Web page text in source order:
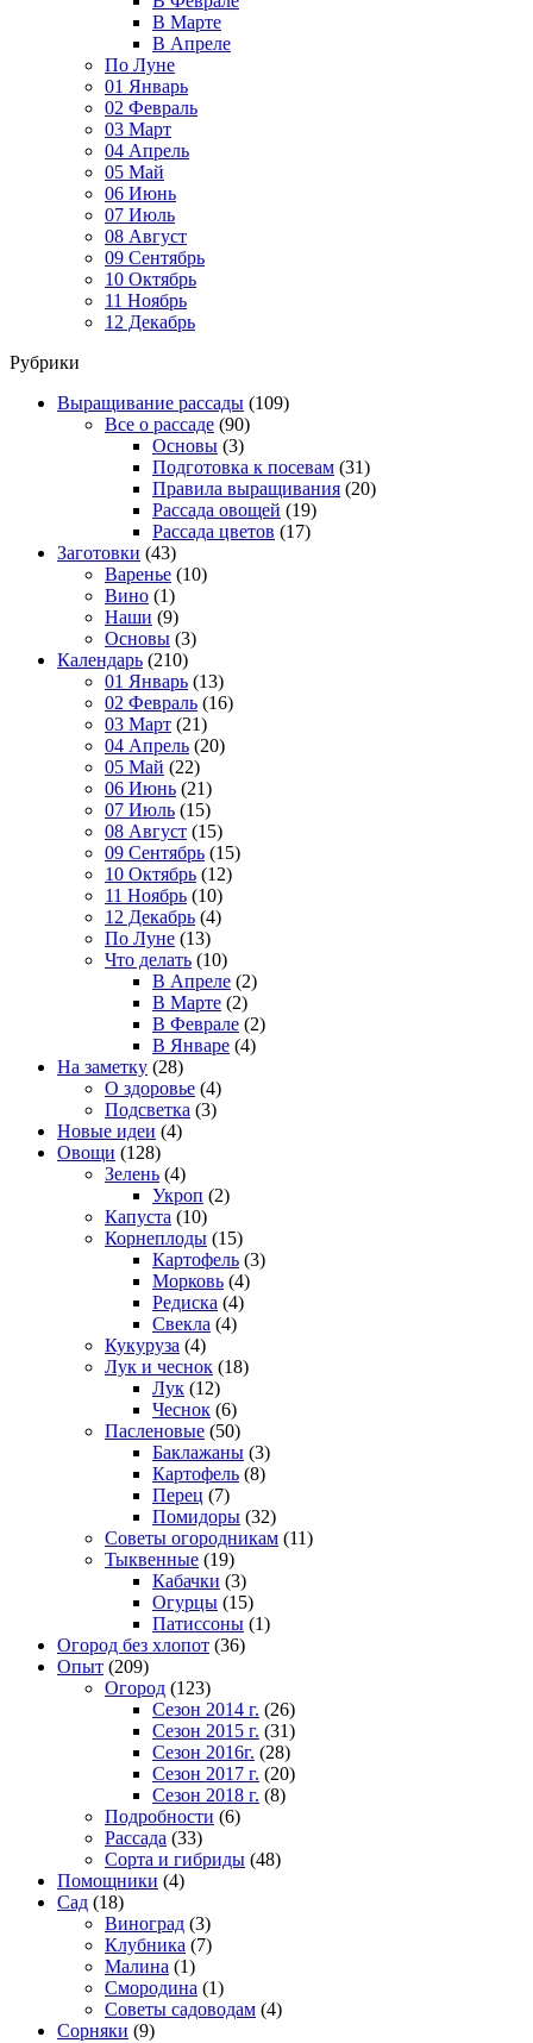
В Марте
В Апреле
По Луне
01 Январь
02 Февраль
03 Март
04 Апрель
05 Май
06 Июнь
07 Июль
08 Август
09 Сентябрь
10 Октябрь
11 Ноябрь
12 Декабрь
Рубрики
Выращивание рассады (109)
Все о рассаде (90)
Основы (3)
Подготовка к посевам (31)
Правила выращивания (20)
Рассада овощей (19)
Рассада цветов (17)
Заготовки (43)
Варенье (10)
Вино (1)
Наши (9)
Основы (3)
Календарь (210)
01 Январь (13)
02 Февраль (16)
03 Март (21)
04 Апрель (20)
05 Май (22)
06 Июнь (21)
07 Июль (15)
08 Август (15)
09 Сентябрь (15)
10 Октябрь (12)
11 Ноябрь (10)
12 Декабрь (4)
По Луне (13)
Что делать (10)
В Апреле (2)
В Марте (2)
В Феврале (2)
В Январе (4)
На заметку (28)
О здоровье (4)
Подсветка (3)
Новые идеи (4)
Овощи (128)
Зелень (4)
Укроп (2)
Капуста (10)
Корнеплоды (15)
Картофель (3)
Морковь (4)
Редиска (4)
Свекла (4)
Кукуруза (4)
Лук и чеснок (18)
Лук (12)
Чеснок (6)
Пасленовые (50)
Баклажаны (3)
Картофель (8)
Перец (7)
Помидоры (32)
Советы огородникам (11)
Тыквенные (19)
Кабачки (3)
Огурцы (15)
Патиссоны (1)
Огород без хлопот (36)
Опыт (209)
Огород (123)
Сезон 2014 г. (26)
Сезон 2015 г. (31)
Сезон 2016г. (28)
Сезон 2017 г. (20)
Сезон 2018 г. (8)
Подробности (6)
Рассада (33)
Сорта и гибриды (48)
Помощники (4)
Сад (18)
Виноград (3)
Клубника (7)
Малина (1)
Смородина (1)
Советы садоводам (4)
Сорняки (9)